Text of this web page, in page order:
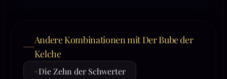
Andere Kombinationen mit Der Bube der
Kelche
+Die Zehn der Schwerter